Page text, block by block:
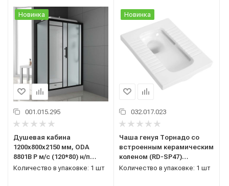
Новинка
001.015.295
Душевая кабина
1200x800x2150 мм, ODA
8801В Р м/с (120*80) н/п
прямоугольный,
Количество в упаковке: 1 шт
Новинка
032.017.023
Чаша генуя Торнадо со
встроенным керамическим
коленом (RD-SP47)
550*425*239 мм, s-trap 399
Количество в упаковке: 1 шт